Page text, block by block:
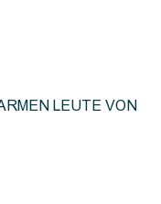
LEUTE VON